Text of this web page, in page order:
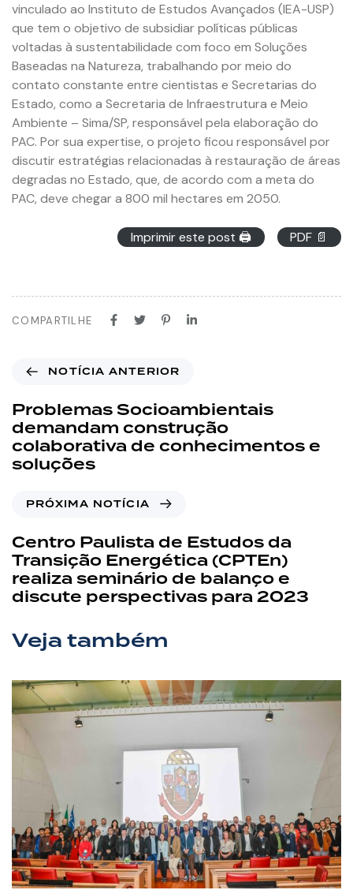
vinculado ao Instituto de Estudos Avançados (IEA-USP)
que tem o objetivo de subsidiar políticas públicas
voltadas à sustentabilidade com foco em Soluções
Baseadas na Natureza, trabalhando por meio do
contato constante entre cientistas e Secretarias do
Estado, como a Secretaria de Infraestrutura e Meio
Ambiente – Sima/SP, responsável pela elaboração do
PAC. Por sua expertise, o projeto ficou responsável por
discutir estratégias relacionadas à restauração de áreas
degradas no Estado, que, de acordo com a meta do
PAC, deve chegar a 800 mil hectares em 2050.
Imprimir este post 🖨 PDF 📄
COMPARTILHE
NOTÍCIA ANTERIOR
Problemas Socioambientais
demandam construção
colaborativa de conhecimentos e
soluções
PRÓXIMA NOTÍCIA
Centro Paulista de Estudos da
Transição Energética (CPTEn)
realiza seminário de balanço e
discute perspectivas para 2023
Veja também